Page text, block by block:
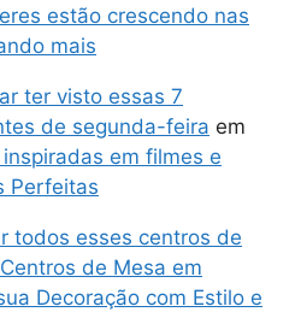
estão crescendo nas
mais
ter visto essas 7
de segunda-feira em
em filmes e
Perfeitas
todos esses centros de
Centros de Mesa em
Decoração com Estilo e